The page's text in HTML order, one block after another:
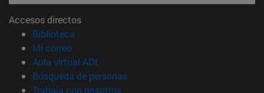
Accesos directos
Biblioteca
Mi correo(abre en nueva ventana)
Aula virtual ADI
Búsqueda de personas(abre en nueva ventana)
Trabaja con nosotros(abre en nueva ventana)